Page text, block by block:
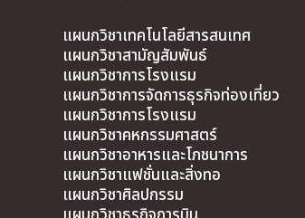
แผนกวิชาเทคโนโลยีสารสนเทศ
แผนกวิชาสามัญสัมพันธ์
แผนกวิชาการโรงแรม
แผนกวิชาการจัดการธุรกิจท่องเที่ยว
แผนกวิชาการโรงแรม
แผนกวิชาคหกรรมศาสตร์
แผนกวิชาอาหารและโภชนาการ
แผนกวิชาแฟชั่นและสิ่งทอ
แผนกวิชาศิลปกรรม